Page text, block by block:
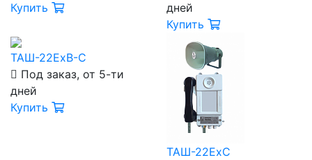
Купить
дней
Купить
ТАШ-22ExB-C
Под заказ, от 5-ти
дней
Купить
ТАШ-22ExC